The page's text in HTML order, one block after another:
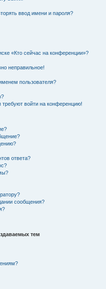
ввод имени и пароля?
«Кто сейчас на конференции»?
неправильное!
пользователя?
войти на конференцию!
ответа?
сообщения?
тем